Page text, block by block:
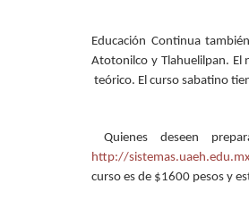
Educación Continua
Atotonilco y Tlahuelilpan. El
teórico. El curso sabatino
Quienes deseen
http://
curso es de $1600 pesos y